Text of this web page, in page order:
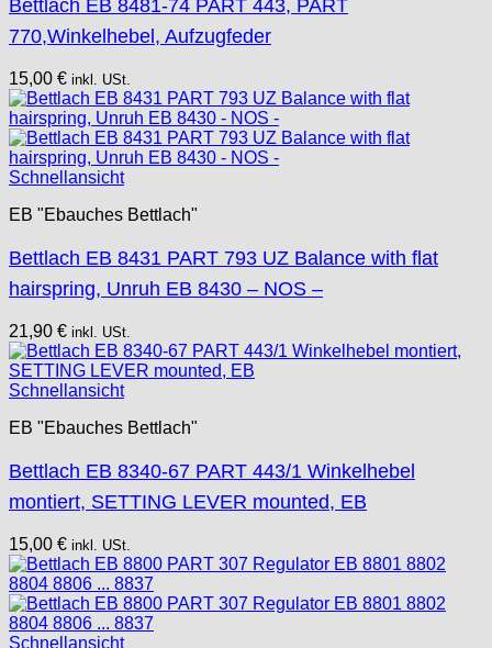
Bettlach EB 8481-74 PART 443, PART
770,Winkelhebel, Aufzugfeder
15,00 € inkl. USt.
Schnellansicht
EB "Ebauches Bettlach"
Bettlach EB 8431 PART 793 UZ Balance with flat
hairspring, Unruh EB 8430 – NOS –
21,90 € inkl. USt.
Schnellansicht
EB "Ebauches Bettlach"
Bettlach EB 8340-67 PART 443/1 Winkelhebel
montiert, SETTING LEVER mounted, EB
15,00 € inkl. USt.
Schnellansicht